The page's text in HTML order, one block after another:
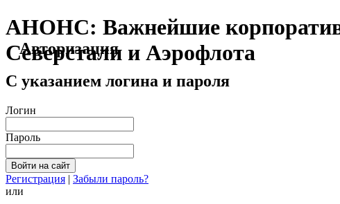
АНОНС: Важнейшие
Северстали и Аэрофлота
Авторизация
С указанием логина и пароля
Логин
Пароль
Регистрация | Забыли пароль?
или